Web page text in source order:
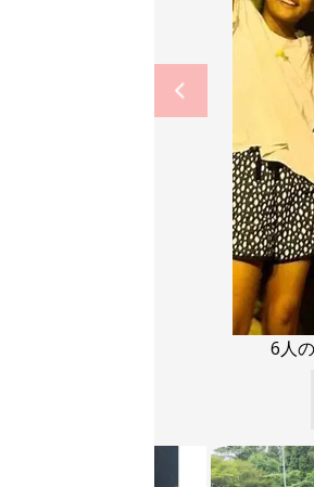
6人